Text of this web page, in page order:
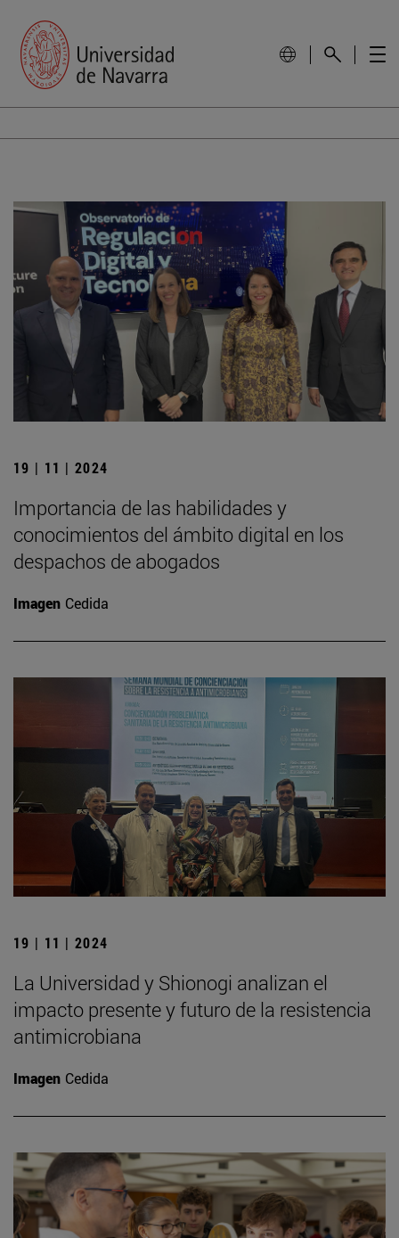
19 | 11 | 2024
Importancia de las habilidades y
conocimientos del ámbito digital en los
despachos de abogados
Imagen Cedida
19 | 11 | 2024
La Universidad y Shionogi analizan el
impacto presente y futuro de la resistencia
antimicrobiana
Imagen Cedida